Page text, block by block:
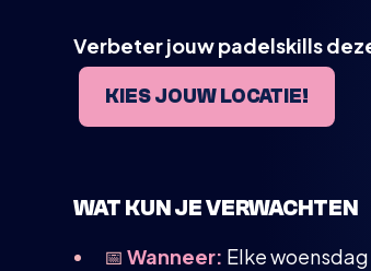
Verbeter jouw padelskills
KIES JOUW LOCATIE!
WAT KUN JE VERWACHTEN
📅Wanneer: Elke